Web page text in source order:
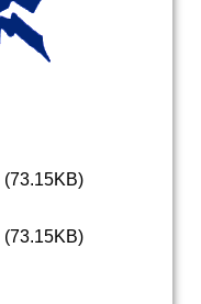
(73.15KB)
(73.15KB)